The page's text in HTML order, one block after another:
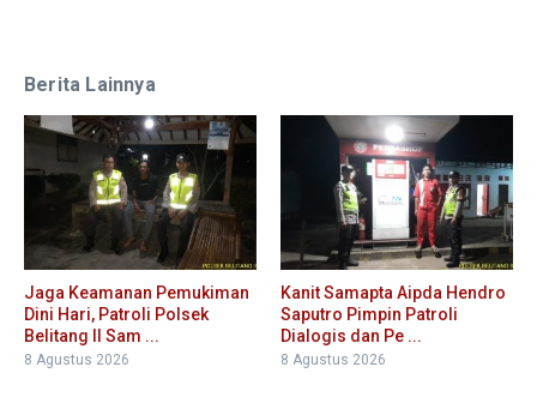
Berita Lainnya
Jaga Keamanan Pemukiman
Dini Hari, Patroli Polsek
Belitang II Sam ...
8 Agustus 2026
Kanit Samapta Aipda Hendro
Saputro Pimpin Patroli
Dialogis dan Pe ...
8 Agustus 2026